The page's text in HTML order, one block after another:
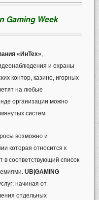
Gaming Week
«ИнТех»,
и охраны
контор, казино, игорных
на любые
организации можно
систем.
возможно и
которая относится к
в соответствующий список
UB|GAMING
начиная от
отдельных